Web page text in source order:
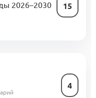
2026–2030
15
4